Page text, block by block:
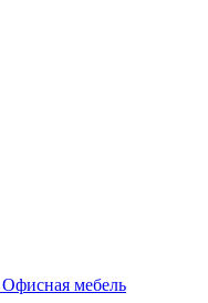
Офисная мебель